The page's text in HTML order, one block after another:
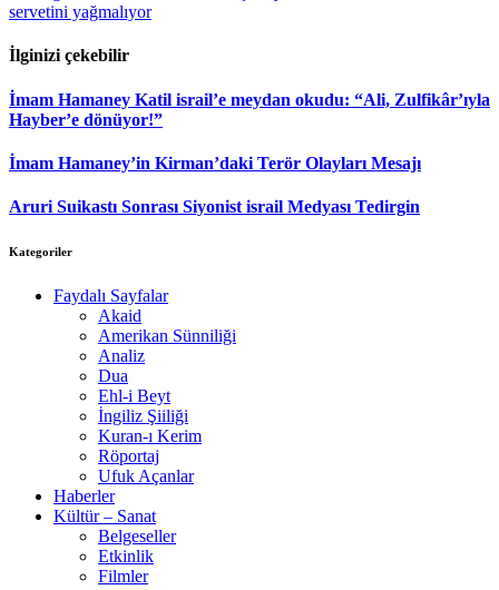
servetini yağmalıyor
İlginizi çekebilir
İmam Hamaney Katil israil’e meydan okudu: “Ali, Zulfikâr’ıyla
Hayber’e dönüyor!”
İmam Hamaney’in Kirman’daki Terör Olayları Mesajı
Aruri Suikastı Sonrası Siyonist israil Medyası Tedirgin
Kategoriler
Faydalı Sayfalar
Akaid
Amerikan Sünniliği
Analiz
Dua
Ehl-i Beyt
İngiliz Şiiliği
Kuran-ı Kerim
Röportaj
Ufuk Açanlar
Haberler
Kültür – Sanat
Belgeseller
Etkinlik
Filmler